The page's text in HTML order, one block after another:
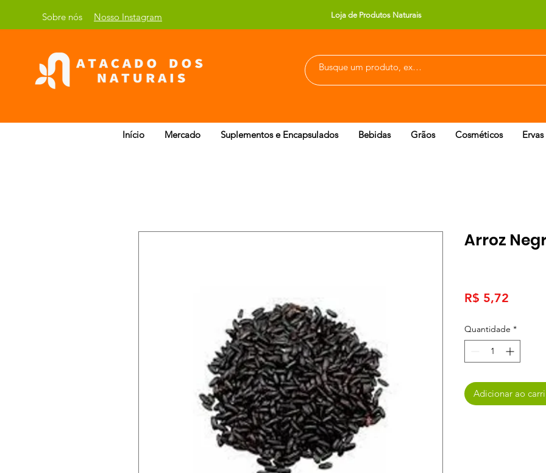
Sobre nós Nosso Instagram Loja de Produtos Naturais
Início Mercado Suplementos e Encapsulados Bebidas Grãos Cosméticos
Arroz
R$ 5,72
Quantidade *
Adicionar ao